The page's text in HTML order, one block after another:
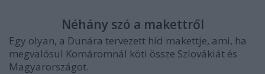
Néhány szó a makettről
Egy olyan, a Dunára tervezett híd makettje, ami, ha
megvalósul Komáromnál köti össze Szlovákiát és
Magyarországot.